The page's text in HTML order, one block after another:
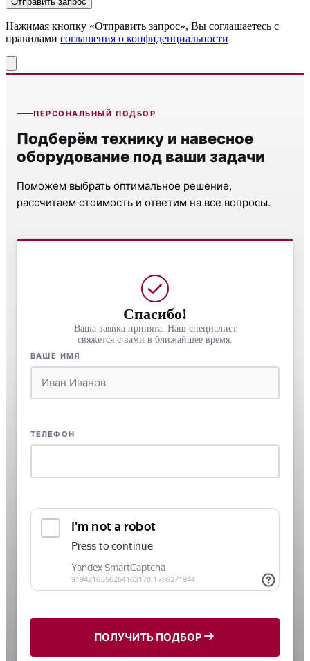
Нажимая кнопку «Отправить запрос», Вы соглашаетесь c
правилами соглашения о конфиденциальности
ПЕРСОНАЛЬНЫЙ ПОДБОР
Подберём технику и навесное
оборудование под ваши задачи
Поможем выбрать оптимальное решение,
рассчитаем стоимость и ответим на все вопросы.
Спасибо!
Ваша заявка принята. Наш специалист
свяжется с вами в ближайшее время.
ВАШЕ ИМЯ
ТЕЛЕФОН
ПОЛУЧИТЬ ПОДБОР